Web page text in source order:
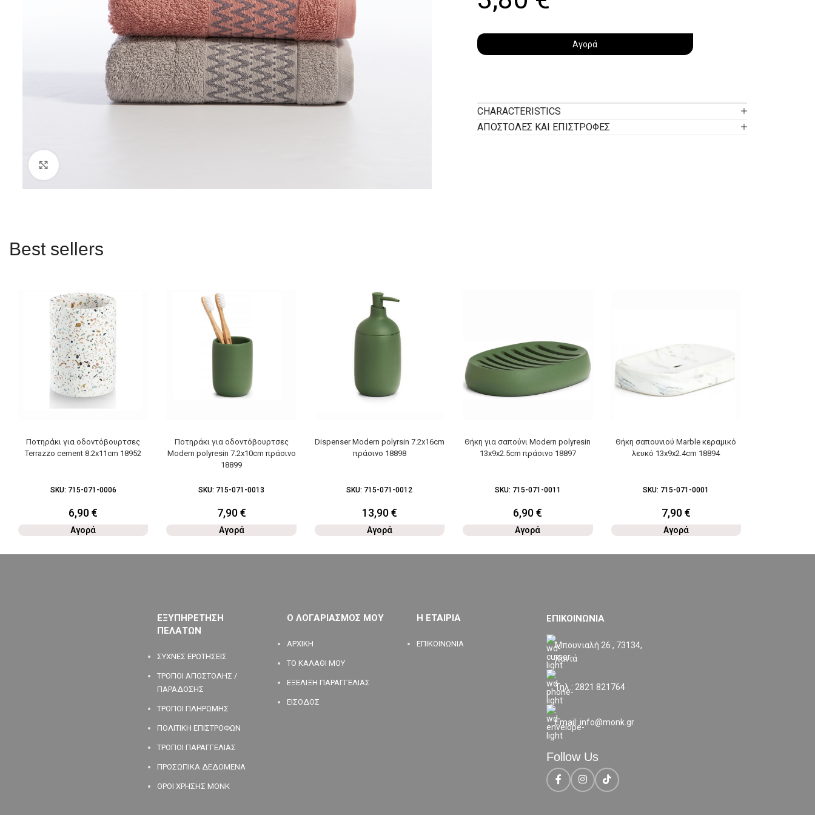
Αγορά
CHARACTERISTICS
ΑΠΟΣΤΟΛΕΣ ΚΑΙ ΕΠΙΣΤΡΟΦΕΣ
Best sellers
Ποτηράκι για οδοντόβουρτσες
Terrazzo cement 8.2x11cm 18952
SKU: 715-071-0006
6,90€
Αγορά
Ποτηράκι για οδοντόβουρτσες
Modern polyresin 7.2x10cm πράσινο
18899
SKU: 715-071-0013
7,90€
Αγορά
Dispenser Modern polyrsin 7.2x16cm
πράσινο 18898
SKU: 715-071-0012
13,90€
Αγορά
Θήκη για σαπούνι Modern polyresin
13x9x2.5cm πράσινο 18897
SKU: 715-071-0011
6,90€
Αγορά
Θήκη σαπουνιού Marble κεραμικό
λευκό 13x9x2.4cm 18894
SKU: 715-071-0001
7,90€
Αγορά
ΕΞΥΠΗΡΕΤΗΣΗ
ΠΕΛΑΤΩΝ
ΣΥΧΝΕΣ ΕΡΩΤΗΣΕΙΣ
ΤΡΟΠΟΙ ΑΠΟΣΤΟΛΗΣ /
ΠΑΡΑΔΟΣΗΣ
ΤΡΟΠΟΙ ΠΛΗΡΩΜΗΣ
ΠΟΛΙΤΙΚΗ ΕΠΙΣΤΡΟΦΩΝ
ΤΡΟΠΟΙ ΠΑΡΑΓΓΕΛΙΑΣ
ΠΡΟΣΩΠΙΚΑ ΔΕΔΟΜΕΝΑ
ΟΡΟΙ ΧΡΗΣΗΣ MONK
Ο ΛΟΓΑΡΙΑΣΜΟΣ ΜΟΥ
ΑΡΧΙΚΗ
ΤΟ ΚΑΛΑΘΙ ΜΟΥ
ΕΞΕΛΙΞΗ ΠΑΡΑΓΓΕΛΙΑΣ
ΕΙΣΟΔΟΣ
Η ΕΤΑΙΡΙΑ
ΕΠΙΚΟΙΝΩΝΙΑ
ΕΠΙΚΟΙΝΩΝΙΑ
Μπουνιαλή 26 , 73134,
Χανιά
Τηλ.: 2821 821764
Email: info@monk.gr
Follow Us